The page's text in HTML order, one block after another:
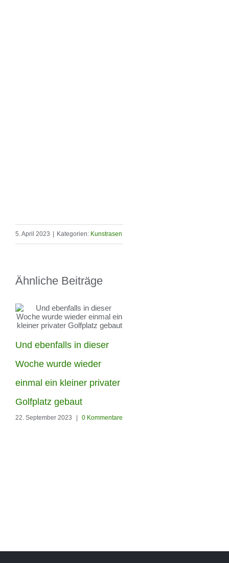
5. April 2023 Kategorien: Kunstrasen
Ähnliche Beiträge
Und ebenfalls in dieser
Woche wurde wieder
einmal ein kleiner privater
Golfplatz gebaut
22. September 2023 0 Kommentare